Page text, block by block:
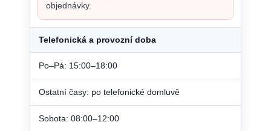
objednávky.
Telefonická a provozní doba
Po–Pá: 15:00–18:00
Ostatní časy: po telefonické domluvě
Sobota: 08:00–12:00